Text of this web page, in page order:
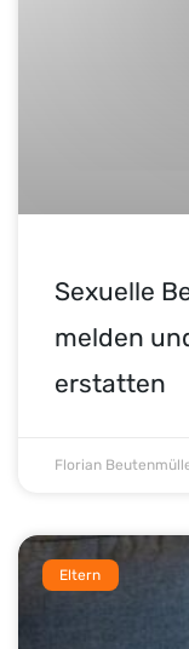
Sexuelle
melden
erstatten
Florian
Eltern